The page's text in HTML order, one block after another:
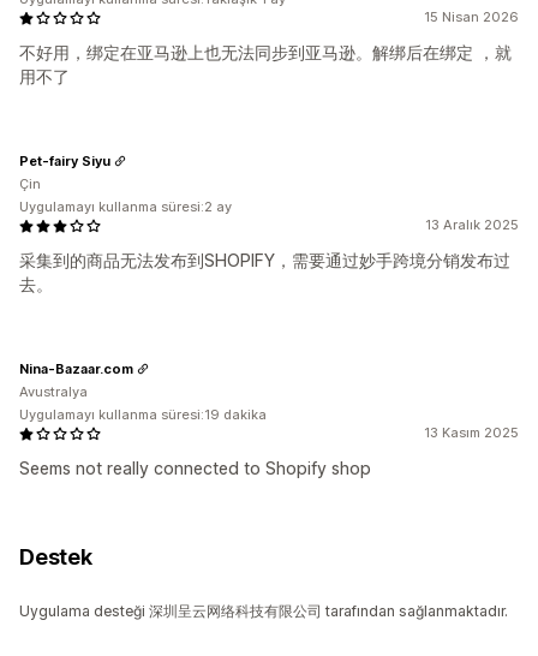
15 Nisan 2026
不好用，绑定在亚马逊上也无法同步到亚马逊。解绑后在绑定 ，就
用不了
13 Aralık 2025
采集到的商品无法发布到SHOPIFY，需要通过妙手跨境分销发布过
去。
Pet-fairy Siyu
Çin
Uygulamayı kullanma süresi:2 ay
13 Kasım 2025
Seems not really connected to Shopify shop
Nina-Bazaar.com
Avustralya
Uygulamayı kullanma süresi:19 dakika
Destek
Uygulama desteği 深圳呈云网络科技有限公司 tarafından sağlanmaktadır.